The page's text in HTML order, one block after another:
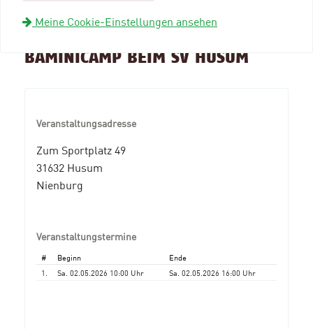
Meine Cookie-Einstellungen ansehen
BAMINICAMP BEIM SV HUSUM
Veranstaltungsadresse
Zum Sportplatz 49
31632 Husum
Nienburg
Veranstaltungstermine
# Beginn
Ende
1.
Sa. 02.05.2026 10:00 Uhr Sa. 02.05.2026 16:00 Uhr